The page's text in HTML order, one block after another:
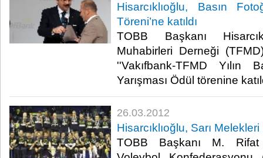
Hisarcıklıoğlu, Basın
Töreni’ne katıldı
TOBB Başkanı
Muhabirleri Derneği
''Vakıfbank-TFMD Yılın
Yarışması Ödül törenine
26.03.2012
Hisarcıklıoğlu, Sarı Melekleri
TOBB Başkanı M. Rifat